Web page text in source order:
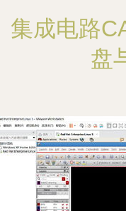
集成电路
盘